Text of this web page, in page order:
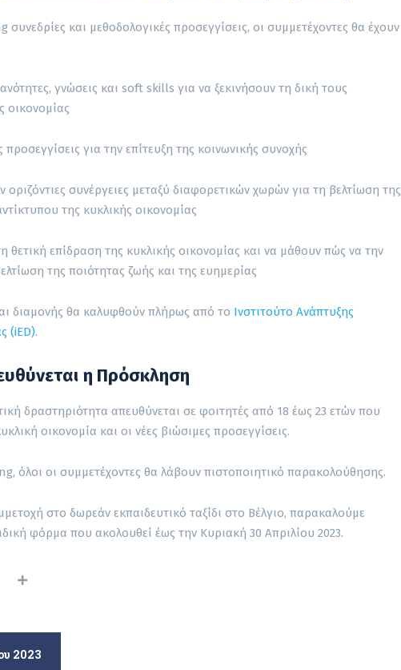
και μεθοδολογικές προσεγγίσεις, οι συμμετέχοντες θα έχουν
γνώσεις και soft skills για να ξεκινήσουν τη δική τους
οικονομίας
για την επίτευξη της κοινωνικής συνοχής
συνέργειες μεταξύ διαφορετικών χωρών για τη βελτίωση της
της κυκλικής οικονομίας
θετική επίδραση της κυκλικής οικονομίας και να μάθουν πώς να την
της ποιότητας ζωής και της ευημερίας
διαμονής θα καλυφθούν πλήρως από το Ινστιτούτο Ανάπτυξης
(iED).
η Πρόσκληση
δραστηριότητα απευθύνεται σε φοιτητές από 18 έως 23 ετών που
οικονομία και οι νέες βιώσιμες προσεγγίσεις.
όλοι οι συμμετέχοντες θα λάβουν πιστοποιητικό παρακολούθησης.
στο δωρεάν εκπαιδευτικό ταξίδι στο Βέλγιο, παρακαλούμε
φόρμα που ακολουθεί έως την Κυριακή 30 Απριλίου 2023.
2023